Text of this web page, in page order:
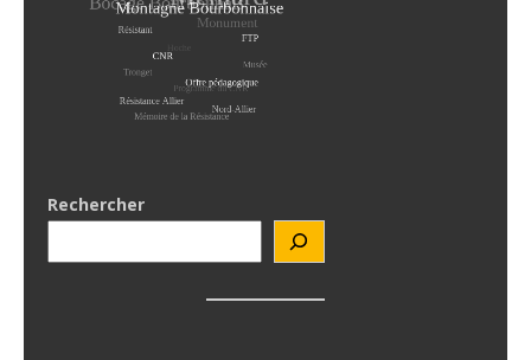
Rechercher